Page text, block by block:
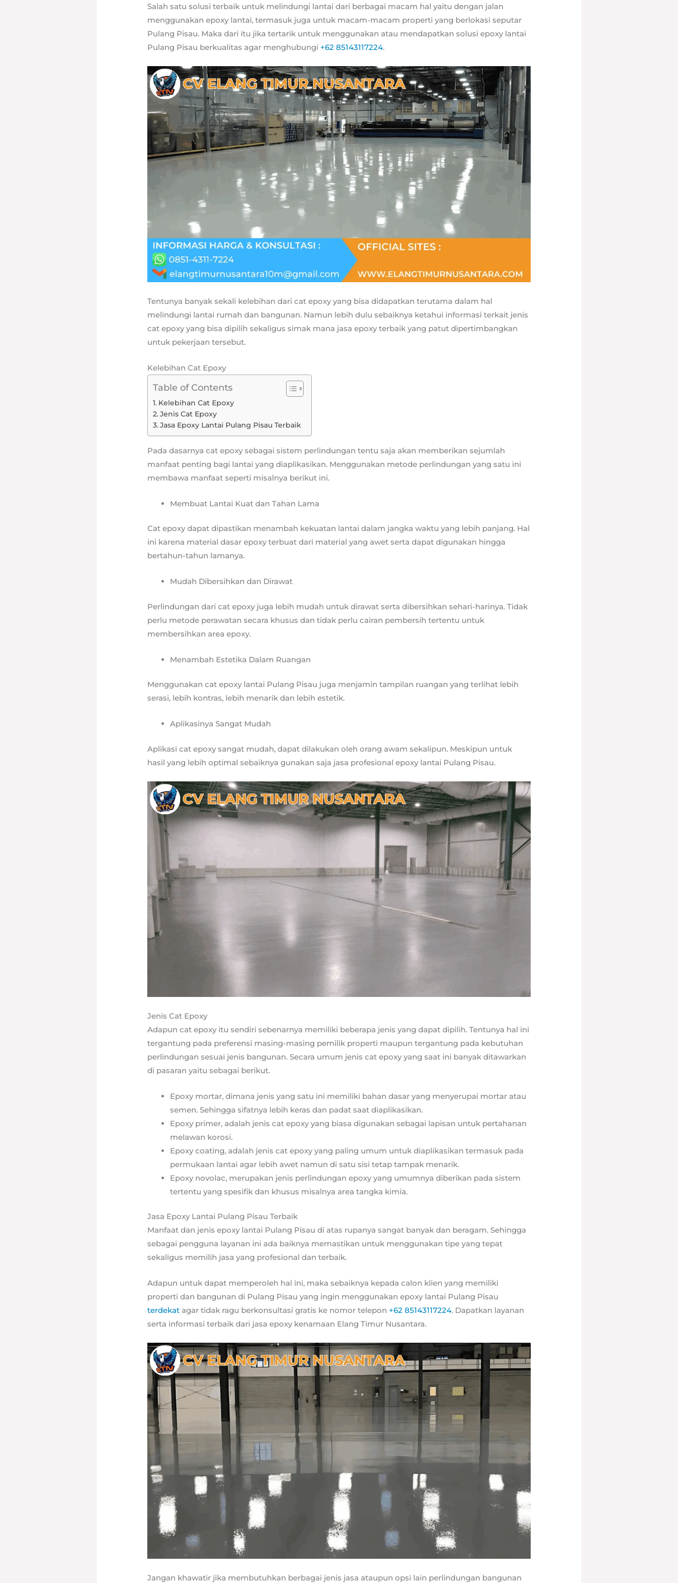
Salah satu solusi terbaik untuk melindungi lantai dari berbagai macam hal yaitu dengan jalan
menggunakan epoxy lantai, termasuk juga untuk macam-macam properti yang berlokasi seputar
Pulang Pisau. Maka dari itu jika tertarik untuk menggunakan atau mendapatkan solusi epoxy lantai
Pulang Pisau berkualitas agar menghubungi +62 85143117224.
Tentunya banyak sekali kelebihan dari cat epoxy yang bisa didapatkan terutama dalam hal
melindungi lantai rumah dan bangunan. Namun lebih dulu sebaiknya ketahui informasi terkait jenis
cat epoxy yang bisa dipilih sekaligus simak mana jasa epoxy terbaik yang patut dipertimbangkan
untuk pekerjaan tersebut.
Kelebihan Cat Epoxy
Table of Contents
Kelebihan Cat Epoxy
Jenis Cat Epoxy
Jasa Epoxy Lantai Pulang Pisau Terbaik
Pada dasarnya cat epoxy sebagai sistem perlindungan tentu saja akan memberikan sejumlah
manfaat penting bagi lantai yang diaplikasikan. Menggunakan metode perlindungan yang satu ini
membawa manfaat seperti misalnya berikut ini.
Membuat Lantai Kuat dan Tahan Lama
Cat epoxy dapat dipastikan menambah kekuatan lantai dalam jangka waktu yang lebih panjang. Hal
ini karena material dasar epoxy terbuat dari material yang awet serta dapat digunakan hingga
bertahun-tahun lamanya.
Mudah Dibersihkan dan Dirawat
Perlindungan dari cat epoxy juga lebih mudah untuk dirawat serta dibersihkan sehari-harinya. Tidak
perlu metode perawatan secara khusus dan tidak perlu cairan pembersih tertentu untuk
membersihkan area epoxy.
Menambah Estetika Dalam Ruangan
Menggunakan cat epoxy lantai Pulang Pisau juga menjamin tampilan ruangan yang terlihat lebih
serasi, lebih kontras, lebih menarik dan lebih estetik.
Aplikasinya Sangat Mudah
Aplikasi cat epoxy sangat mudah, dapat dilakukan oleh orang awam sekalipun. Meskipun untuk
hasil yang lebih optimal sebaiknya gunakan saja jasa profesional epoxy lantai Pulang Pisau.
Jenis Cat Epoxy
Adapun cat epoxy itu sendiri sebenarnya memiliki beberapa jenis yang dapat dipilih. Tentunya hal ini
tergantung pada preferensi masing-masing pemilik properti maupun tergantung pada kebutuhan
perlindungan sesuai jenis bangunan. Secara umum jenis cat epoxy yang saat ini banyak ditawarkan
di pasaran yaitu sebagai berikut.
Epoxy mortar, dimana jenis yang satu ini memiliki bahan dasar yang menyerupai mortar atau
semen. Sehingga sifatnya lebih keras dan padat saat diaplikasikan.
Epoxy primer, adalah jenis cat epoxy yang biasa digunakan sebagai lapisan untuk pertahanan
melawan korosi.
Epoxy coating, adalah jenis cat epoxy yang paling umum untuk diaplikasikan termasuk pada
permukaan lantai agar lebih awet namun di satu sisi tetap tampak menarik.
Epoxy novolac, merupakan jenis perlindungan epoxy yang umumnya diberikan pada sistem
tertentu yang spesifik dan khusus misalnya area tangka kimia.
Jasa Epoxy Lantai Pulang Pisau Terbaik
Manfaat dan jenis epoxy lantai Pulang Pisau di atas rupanya sangat banyak dan beragam. Sehingga
sebagai pengguna layanan ini ada baiknya memastikan untuk menggunakan tipe yang tepat
sekaligus memilih jasa yang profesional dan terbaik.
Adapun untuk dapat memperoleh hal ini, maka sebaiknya kepada calon klien yang memiliki
properti dan bangunan di Pulang Pisau yang ingin menggunakan epoxy lantai Pulang Pisau
terdekat agar tidak ragu berkonsultasi gratis ke nomor telepon +62 85143117224. Dapatkan layanan
serta informasi terbaik dari jasa epoxy kenamaan Elang Timur Nusantara.
Jangan khawatir jika membutuhkan berbagai jenis jasa ataupun opsi lain perlindungan bangunan